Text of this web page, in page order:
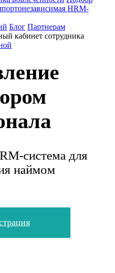
HRM-
Блог Партнерам
кабинет сотрудника
система для
наймом